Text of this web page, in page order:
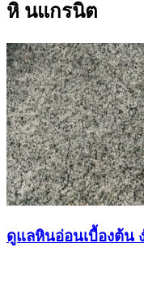
หิ นแกรนิต
ดูแลหินอ่อนเบื้องต้น